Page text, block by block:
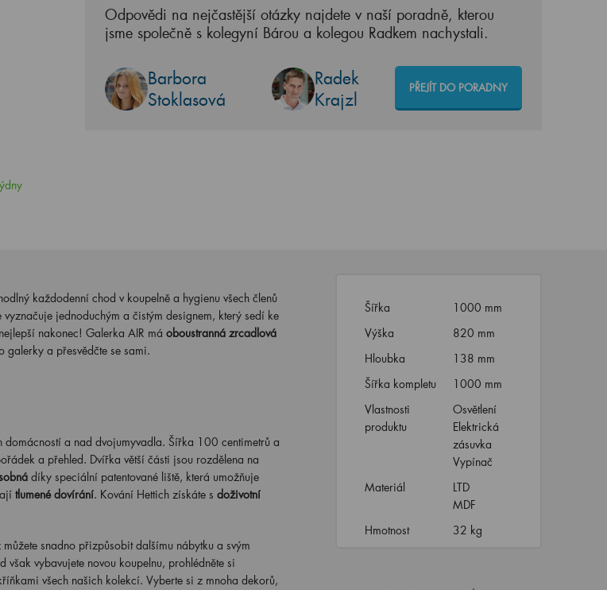
Odpovědi na nejčastější otázky najdete v naší poradně, kterou
jsme společně s kolegyní Bárou a kolegou Radkem nachystali.
Barbora
Stoklasová
Radek
Krajzl
PŘEJÍT DO PORADNY
každodenní chod v koupelně a hygienu všech členů
vyznačuje jednoduchým a čistým designem, který sedí ke
nakonec! Galerka AIR má oboustranná zrcadlová
galerky a přesvědčte se sami.
a nad dvojumyvadla. Šířka 100 centimetrů a
a přehled. Dvířka větší části jsou rozdělena na
díky speciální patentované liště, která umožňuje
tlumené dovírání. Kování Hettich získáte s doživotní
snadno přizpůsobit dalšímu nábytku a svým
vybavujete novou koupelnu, prohlédněte si
všech našich kolekcí. Vyberte si z mnoha dekorů,
Šířka
1000 mm
Výška
820 mm
Hloubka
138 mm
Šířka kompletu
1000 mm
Vlastnosti
produktu
Osvětlení
Elektrická
zásuvka
Vypínač
Materiál
LTD
MDF
Hmotnost
32 kg